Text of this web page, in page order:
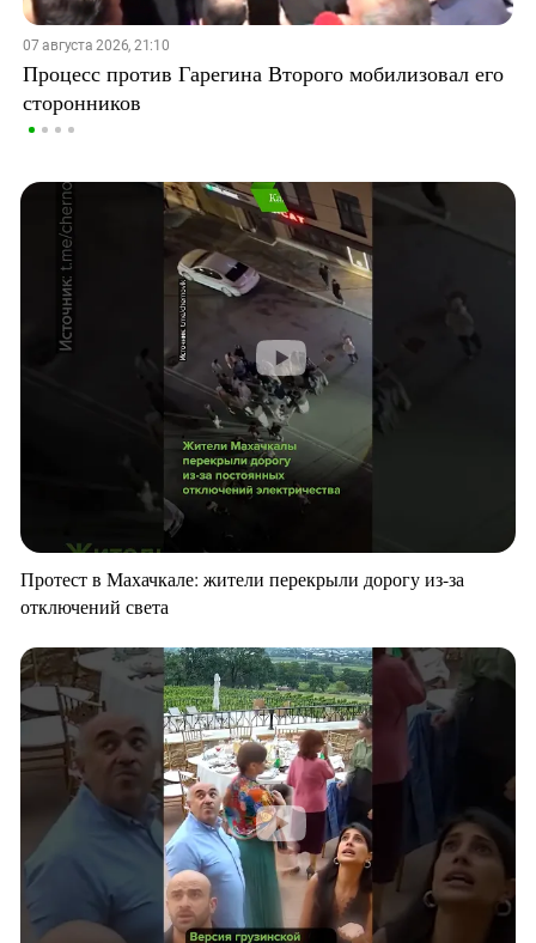
07 августа 2026, 21:10
Процесс против Гарегина Второго мобилизовал его
сторонников
Протест в Махачкале: жители перекрыли дорогу из-за
отключений света